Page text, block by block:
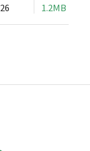
26 1.2MB